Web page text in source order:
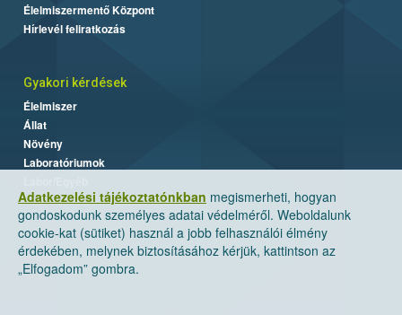
Adatkezelési tájékoztatónkban megismerheti, hogyan
gondoskodunk személyes adatai védelméről. Weboldalunk
cookie-kat (sütiket) használ a jobb felhasználói élmény
érdekében, melynek biztosításához kérjük, kattintson az
„Elfogadom” gombra.
Élelmiszermentő Központ
Hírlevél feliratkozás
Gyakori kérdések
Élelmiszer
Állat
Növény
Laboratóriumok